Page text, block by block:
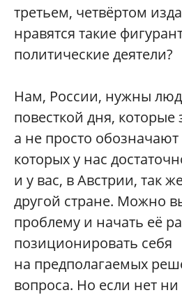
третьем, четвёртом
нравятся такие
политические деятели?
Нам, России, нужны
повесткой дня, которые
а не просто
которых у нас
и у вас, в Австрии, так
другой стране. Можно
проблему и начать её
позиционировать себя
на предполагаемых
вопроса. Но если нет